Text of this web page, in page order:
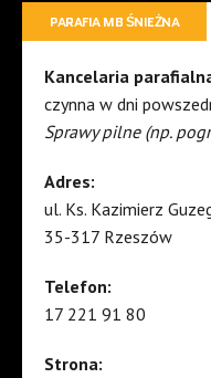
PARAFIA MB ŚNIEŻNA
Kancelaria
czynna w dni
Sprawy pilne (np.
Adres:
ul. Ks. Kazimierz
35-317 Rzeszów
Telefon:
17 221 91 80
Strona: